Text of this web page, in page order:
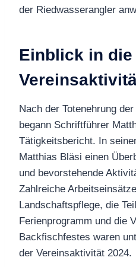
der Riedwasserangler
Einblick in die
Nach der Totenehrung
begann Schriftführer
Tätigkeitsbericht. In
Matthias Bläsi einen
und bevorstehende
Zahlreiche
Landschaftspflege, die
Ferienprogramm und die
Backfischfestes waren
der Vereinsaktivität 2024.